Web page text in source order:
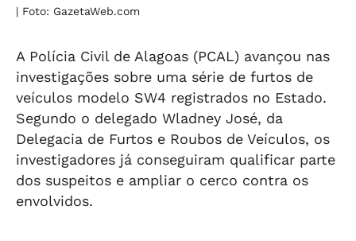
| Foto: GazetaWeb.com
A Polícia Civil de Alagoas (PCAL) avançou nas
investigações sobre uma série de furtos de
veículos modelo SW4 registrados no Estado.
Segundo o delegado Wladney José, da
Delegacia de Furtos e Roubos de Veículos, os
investigadores já conseguiram qualificar parte
dos suspeitos e ampliar o cerco contra os
envolvidos.